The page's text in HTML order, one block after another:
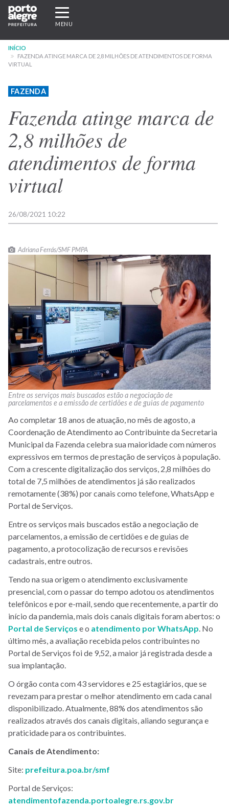
Pular
para
conteúdo
principal
Expandir/recolher
navegação
MENU
INÍCIO
FAZENDA ATINGE MARCA DE 2,8 MILHÕES DE ATENDIMENTOS DE FORMA
VIRTUAL
FAZENDA
Fazenda atinge marca de
2,8 milhões de
atendimentos de forma
virtual
26/08/2021 10:22
Adriana Ferrás/SMF PMPA
Entre os serviços mais buscados estão a negociação de
parcelamentos e a emissão de certidões e de guias de pagamento
Ao completar 18 anos de atuação, no mês de agosto, a
Coordenação de Atendimento ao Contribuinte da Secretaria
Municipal da Fazenda celebra sua maioridade com números
expressivos em termos de prestação de serviços à população.
Com a crescente digitalização dos serviços, 2,8 milhões do
total de 7,5 milhões de atendimentos já são realizados
remotamente (38%) por canais como telefone, WhatsApp e
Portal de Serviços.
Entre os serviços mais buscados estão a negociação de
parcelamentos, a emissão de certidões e de guias de
pagamento, a protocolização de recursos e revisões
cadastrais, entre outros.
Tendo na sua origem o atendimento exclusivamente
presencial, com o passar do tempo adotou os atendimentos
telefônicos e por e-mail, sendo que recentemente, a partir do
início da pandemia, mais dois canais digitais foram abertos: o
Portal de Serviços e o atendimento por WhatsApp. No
último mês, a avaliação recebida pelos contribuintes no
Portal de Serviços foi de 9,52, a maior já registrada desde a
sua implantação.
O órgão conta com 43 servidores e 25 estagiários, que se
revezam para prestar o melhor atendimento em cada canal
disponibilizado. Atualmente, 88% dos atendimentos são
realizados através dos canais digitais, aliando segurança e
praticidade para os contribuintes.
Canais de Atendimento:
Site: prefeitura.poa.br/smf
Portal de Serviços:
atendimentofazenda.portoalegre.rs.gov.br